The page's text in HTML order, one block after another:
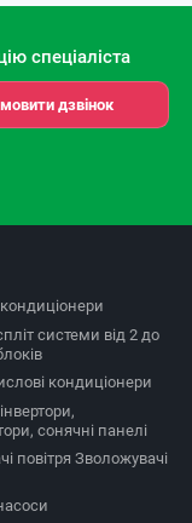
спеціаліста
дзвінок
кондиціонери
системи від 2 до
кондиціонери
сонячні панелі
повітря Зволожувачі